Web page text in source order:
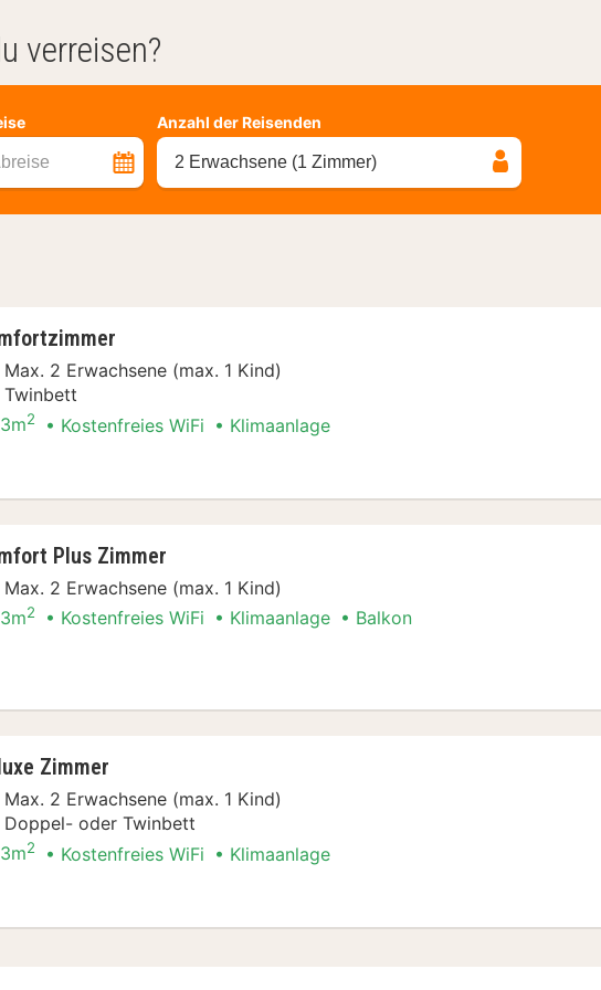
verreisen?
Anzahl der Reisenden
2 Erwachsene (1 Zimmer)
Max. 2 Erwachsene (max. 1 Kind)
Twinbett
2 Kostenfreies WiFi Klimaanlage
Plus Zimmer
Max. 2 Erwachsene (max. 1 Kind)
2 Kostenfreies WiFi Klimaanlage Balkon
Zimmer
Max. 2 Erwachsene (max. 1 Kind)
Doppel- oder Twinbett
2 Kostenfreies WiFi Klimaanlage